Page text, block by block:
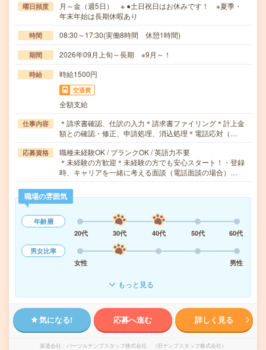
曜日頻度
月～金（週5日） ※ ●土日祝日はお休みです！ ※夏季・
年末年始は長期休暇あり
時間 08:30～17:30(実働8時間 休憩1時間)
期間 2026年09月上旬～長期 ※9月～！
時給 時給1500円
交通費
全額支給
仕事内容
＊請求書確認、仕訳の入力＊請求書ファイリング＊計上金
額との確認・修正、申請処理、消込処理＊電話応対（…
応募資格
職種未経験OK / ブランクOK / 英語力不要
＊未経験の方歓迎＊未経験の方でも安心スタート！・登録
時、キャリアを一緒に考える面談（電話面談の場合）…
職場の雰囲気
年齢層
20代
30代 40代 50代
60代
男女比率
女性
男性
もっと見る
気になる! 応募へ進む 詳しく見る
派遣会社 パーソルテンプスタッフ株式会社 （旧テンプスタッフ株式会社）